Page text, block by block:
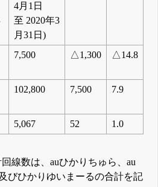
4月1日
至 2020年3
月31日)
7,500 △1,300 △14.8
102,800 7,500 7.9
5,067 52 1.0
線数は、auひかりちゅら、au
びひかりゆいまーるの合計を記